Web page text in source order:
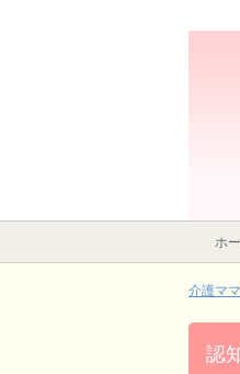
ホ
介護マ
認